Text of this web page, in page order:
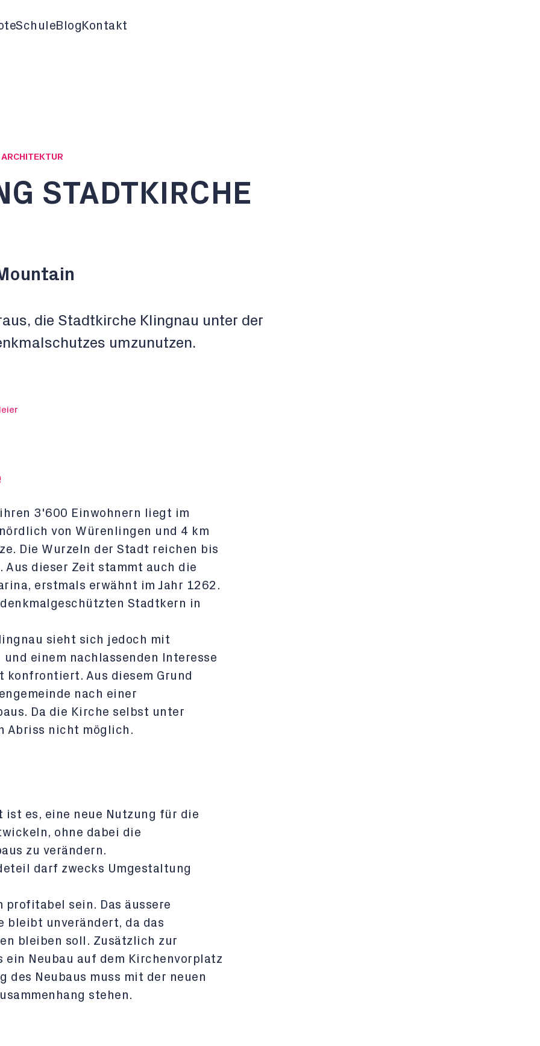
Schule Blog Kontakt
STADTKIRCHE
die Stadtkirche Klingnau unter der
umzunutzen.
3'600 Einwohnern liegt im
von Würenlingen und 4 km
Die Wurzeln der Stadt reichen bis
dieser Zeit stammt auch die
erstmals erwähnt im Jahr 1262.
Stadtkern in
sieht sich jedoch mit
einem nachlassenden Interesse
Aus diesem Grund
nach einer
Da die Kirche selbst unter
Abriss nicht möglich.
ist es, eine neue Nutzung für die
ohne dabei die
zu verändern.
darf zwecks Umgestaltung
profitabel sein. Das äussere
bleibt unverändert, da das
bleiben soll. Zusätzlich zur
ein Neubau auf dem Kirchenvorplatz
des Neubaus muss mit der neuen
stehen.